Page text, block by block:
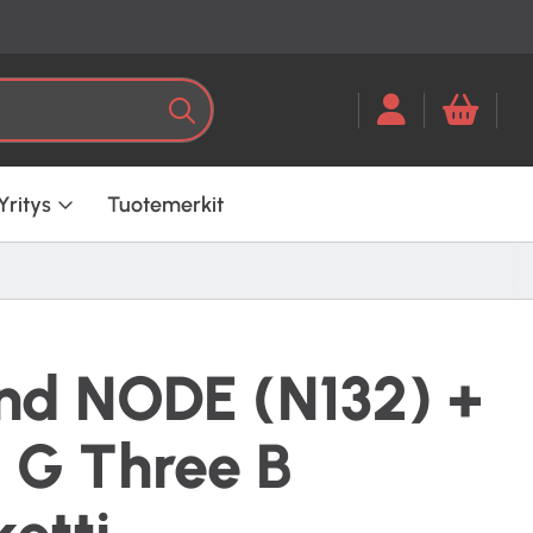
HakuKun tuloksia tulee, voit selata
Tuotemerkit
NODE (N132) +
Three B